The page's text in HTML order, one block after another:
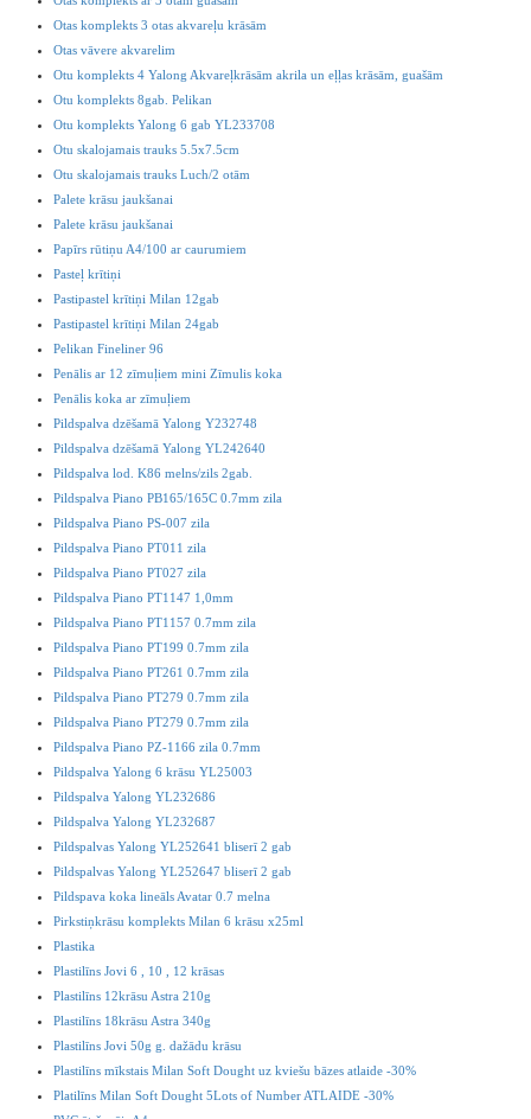
Otas komplekts 3 otas akvareļu krāsām
Otas vāvere akvarelim
Otu komplekts 4 Yalong Akvareļkrāsām akrila un eļļas krāsām, guašām
Otu komplekts 8gab. Pelikan
Otu komplekts Yalong 6 gab YL233708
Otu skalojamais trauks 5.5x7.5cm
Otu skalojamais trauks Luch/2 otām
Palete krāsu jaukšanai
Palete krāsu jaukšanai
Papīrs rūtiņu A4/100 ar caurumiem
Pasteļ krītiņi
Pastipastel krītiņi Milan 12gab
Pastipastel krītiņi Milan 24gab
Pelikan Fineliner 96
Penālis ar 12 zīmuļiem mini Zīmulis koka
Penālis koka ar zīmuļiem
Pildspalva dzēšamā Yalong Y232748
Pildspalva dzēšamā Yalong YL242640
Pildspalva lod. K86 melns/zils 2gab.
Pildspalva Piano PB165/165C 0.7mm zila
Pildspalva Piano PS-007 zila
Pildspalva Piano PT011 zila
Pildspalva Piano PT027 zila
Pildspalva Piano PT1147 1,0mm
Pildspalva Piano PT1157 0.7mm zila
Pildspalva Piano PT199 0.7mm zila
Pildspalva Piano PT261 0.7mm zila
Pildspalva Piano PT279 0.7mm zila
Pildspalva Piano PT279 0.7mm zila
Pildspalva Piano PZ-1166 zila 0.7mm
Pildspalva Yalong 6 krāsu YL25003
Pildspalva Yalong YL232686
Pildspalva Yalong YL232687
Pildspalvas Yalong YL252641 bliserī 2 gab
Pildspalvas Yalong YL252647 bliserī 2 gab
Pildspava koka lineāls Avatar 0.7 melna
Pirkstiņkrāsu komplekts Milan 6 krāsu x25ml
Plastika
Plastilīns Jovi 6 , 10 , 12 krāsas
Plastilīns 12krāsu Astra 210g
Plastilīns 18krāsu Astra 340g
Plastilīns Jovi 50g g. dažādu krāsu
Plastilīns mīkstais Milan Soft Dought uz kviešu bāzes atlaide -30%
Platilīns Milan Soft Dought 5Lots of Number ATLAIDE -30%